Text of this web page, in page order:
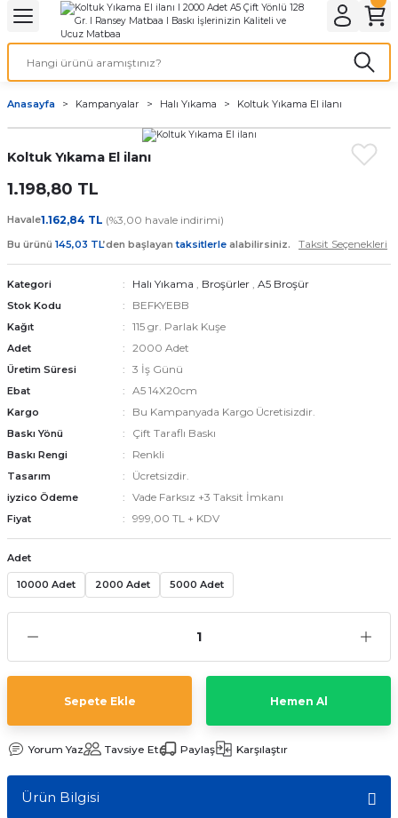
Geri Dön
Geri Dön
Kağıdı
Geri Dön
Geri Dön
Ürünleri
Geri Dön
Geri Dön
Geri Dön
Anasayfa Kampanyalar Halı Yıkama Koltuk Yıkama El ilanı
Koltuk Yıkama El ilanı
1.198,80 TL
Havale1.162,84 TL (%3,00 havale indirimi)
Bu ürünü 145,03 TL’den başlayantaksitlerle alabilirsiniz. Taksit Seçenekleri
Kategori Halı Yıkama , Broşürler , A5 Broşür
Stok Kodu BEFKYEBB
Kağıt 115 gr. Parlak Kuşe
Adet 2000 Adet
Üretim Süresi 3 İş Günü
Ebat A5 14X20cm
Kargo Bu Kampanyada Kargo Ücretisizdir.
Baskı Yönü Çift Taraflı Baskı
Baskı Rengi Renkli
Tasarım Ücretsizdir.
iyzico Ödeme Vade Farksız +3 Taksit İmkanı
Fiyat 999,00 TL + KDV
Adet
10000 Adet 2000 Adet 5000 Adet
Sepete Ekle Hemen Al
Yorum Yaz Tavsiye Et Paylaş Karşılaştır
Ürün Bilgisi